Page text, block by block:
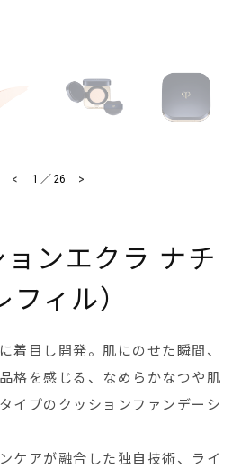
< >
1 ／ 26
ンエクラ ナチ
ィル）
着目し開発。肌にのせた瞬間、
格を感じる、なめらかなつや肌
イプのクッションファンデーシ
ケアが融合した独自技術、ライ